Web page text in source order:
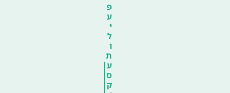
פ
ע
י
ל
ו
ת
ע
ס
ק